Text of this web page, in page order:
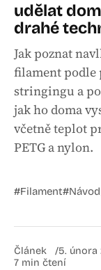
udělat
drahé
Jak poznat
filament podle
stringingu a
jak ho doma
včetně teplot
PETG a nylon.
#Filament
Článek
5. února
7 min čtení